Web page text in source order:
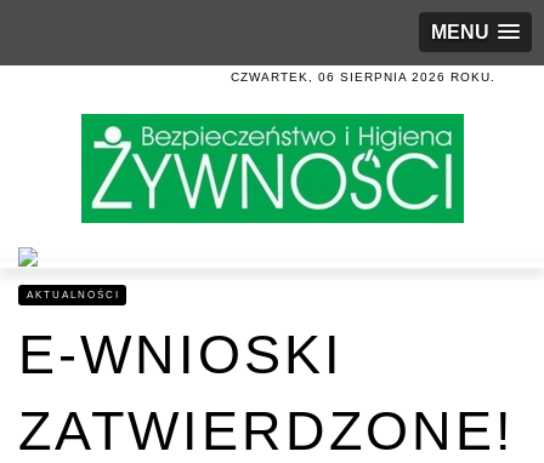
MENU
CZWARTEK, 06 SIERPNIA 2026 ROKU.
AKTUALNOŚCI
E-WNIOSKI
ZATWIERDZONE!